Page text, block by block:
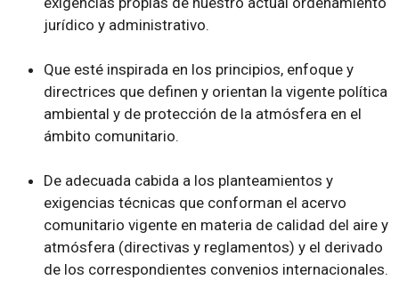
jurídico y administrativo.
Que esté inspirada en los principios, enfoque y
directrices que definen y orientan la vigente política
ambiental y de protección de la atmósfera en el
ámbito comunitario.
De adecuada cabida a los planteamientos y
exigencias técnicas que conforman el acervo
comunitario vigente en materia de calidad del aire y
atmósfera (directivas y reglamentos) y el derivado
de los correspondientes convenios internacionales.